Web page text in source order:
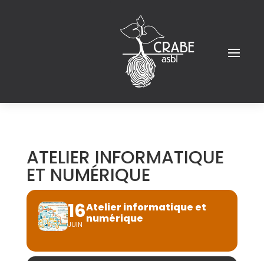
ATELIER INFORMATIQUE
ET NUMÉRIQUE
16
JUIN
Atelier informatique et
numérique